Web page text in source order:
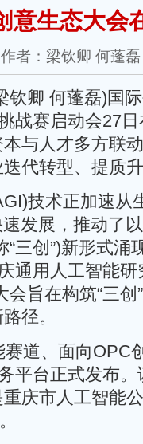
意生态大会
者：梁钦卿 何蓬
卿 何蓬磊)国
战赛启动会27
与人才多方联
代转型、提质
技术正加速从
发展，推动了
三创”)新形式涌
通用人工智能
旨在构筑“三
径。
道、面向OPC
平台正式发布。
庆市人工智能